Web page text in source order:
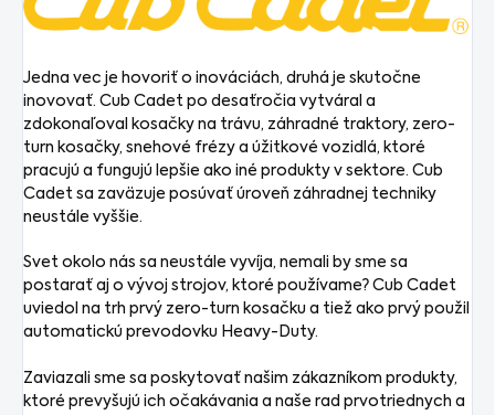
Jedna vec je hovoriť o inováciách, druhá je skutočne
inovovať. Cub Cadet po desaťročia vytváral a
zdokonaľoval kosačky na trávu, záhradné traktory, zero-
turn kosačky, snehové frézy a úžitkové vozidlá, ktoré
pracujú a fungujú lepšie ako iné produkty v sektore. Cub
Cadet sa zaväzuje posúvať úroveň záhradnej techniky
neustále vyššie.
Svet okolo nás sa neustále vyvíja, nemali by sme sa
postarať aj o vývoj strojov, ktoré používame? Cub Cadet
uviedol na trh prvý zero-turn kosačku a tiež ako prvý použil
automatickú prevodovku Heavy-Duty.
Zaviazali sme sa poskytovať našim zákazníkom produkty,
ktoré prevyšujú ich očakávania a naše rad prvotriednych a